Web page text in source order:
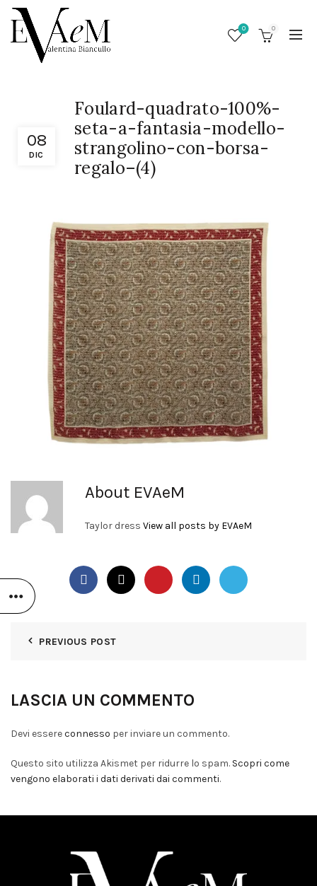
0 0
08
DIC
Foulard-quadrato-100%-
seta-a-fantasia-modello-
strangolino-con-borsa-
regalo–(4)
About EVAeM
Taylor dress View all posts by EVAeM
PREVIOUS POST
LASCIA UN COMMENTO
Devi essereconnesso per inviare un commento.
Questo sito utilizza Akismet per ridurre lo spam. Scopri come
vengono elaborati i dati derivati dai commenti.